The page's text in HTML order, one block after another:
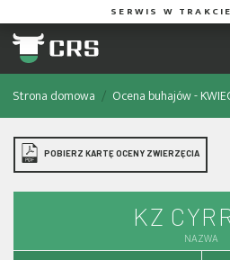
SERWIS W
Strona domowa Ocena buhajów -
POBIERZ KARTĘ OCENY ZWIERZĘCIA
KZ
NAZWA